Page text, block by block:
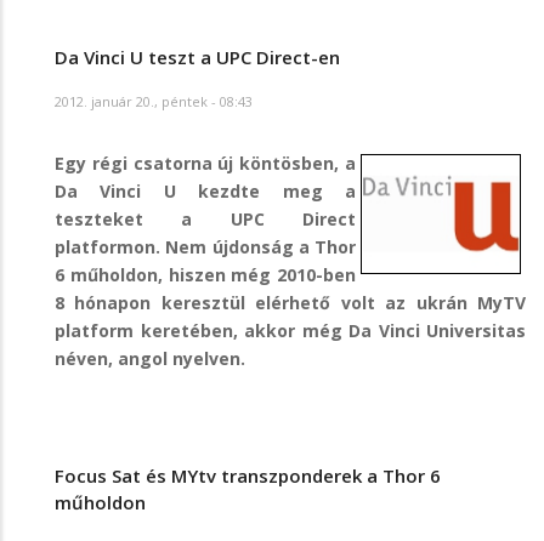
Da Vinci U teszt a UPC Direct-en
2012. január 20., péntek - 08:43
Egy régi csatorna új köntösben, a
Da Vinci U kezdte meg a
teszteket a UPC Direct
platformon. Nem újdonság a Thor
6 műholdon, hiszen még 2010-ben
8 hónapon keresztül elérhető volt az ukrán MyTV
platform keretében, akkor még Da Vinci Universitas
néven, angol nyelven.
Focus Sat és MYtv transzponderek a Thor 6
műholdon